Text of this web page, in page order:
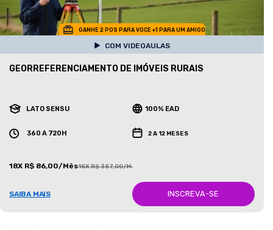
GANHE 2 POS PARA VOCE +1 PARA UM AMIGO
COM VIDEOAULAS
GEORREFERENCIAMENTO DE IMÓVEIS RURAIS
LATO SENSU 100% EAD
360 A 720H 2 A 12 MESES
18X R$ 86,00/Mês18X R$ 387,00/Mês
SAIBA MAIS INSCREVA-SE